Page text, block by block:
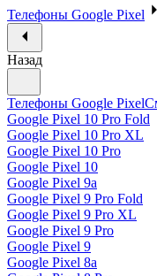
Телефоны Google Pixel
Назад
Телефоны Google Pixel
Google Pixel 10 Pro Fold
Google Pixel 10 Pro XL
Google Pixel 10 Pro
Google Pixel 10
Google Pixel 9a
Google Pixel 9 Pro Fold
Google Pixel 9 Pro XL
Google Pixel 9 Pro
Google Pixel 9
Google Pixel 8a